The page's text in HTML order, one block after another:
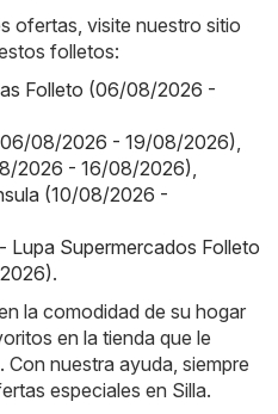
ofertas, visite nuestro sitio
folletos:
Folleto (06/08/2026 -
08/2026 - 19/08/2026)
2026 - 16/08/2026)
(10/08/2026 -
Lupa Supermercados Folleto
.
la comodidad de su hogar
en la tienda que le
nuestra ayuda, siempre
especiales en Silla.